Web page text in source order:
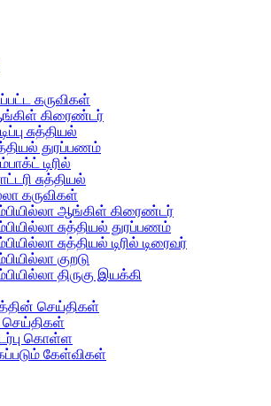
கருவிகள்
கிரைண்டர்
சுத்தியல்
துரப்பணம்
டிரில்
சுத்தியல்
கருவிகள்
ஆங்கிள் கிரைண்டர்
சுத்தியல் துரப்பணம்
சுத்தியல் டிரில் டிரைவர்
குறடு
திருகு இயக்கி
செய்திகள்
கொள்ள
கேள்விகள்